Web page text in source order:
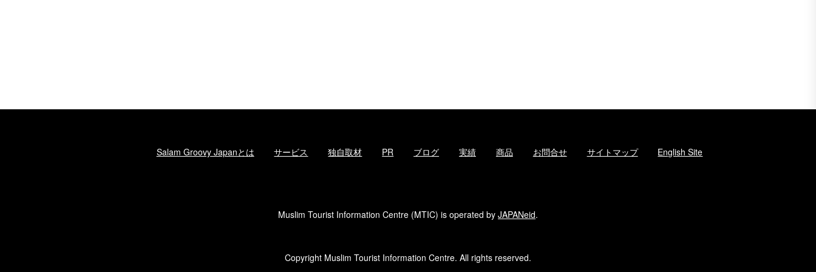
Salam Groovy Japanとは サービス 独自取材 PR ブログ 実績 商品 お問合せ サイトマップ English Site
Muslim Tourist Information Centre (MTIC) is operated by JAPANeid.
Copyright Muslim Tourist Information Centre. All rights reserved.